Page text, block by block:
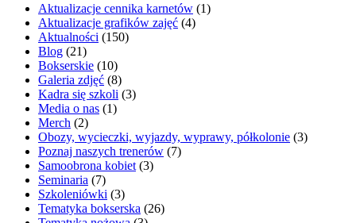
Aktualizacje cennika karnetów (1)
Aktualizacje grafików zajęć (4)
Aktualności (150)
Blog (21)
Bokserskie (10)
Galeria zdjęć (8)
Kadra się szkoli (3)
Media o nas (1)
Merch (2)
Obozy, wycieczki, wyjazdy, wyprawy, półkolonie (3)
Poznaj naszych trenerów (7)
Samoobrona kobiet (3)
Seminaria (7)
Szkoleniówki (3)
Tematyka bokserska (26)